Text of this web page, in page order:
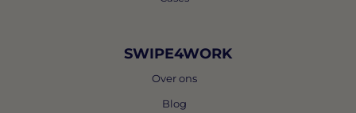
SWIPE4WORK
Over ons
Blog